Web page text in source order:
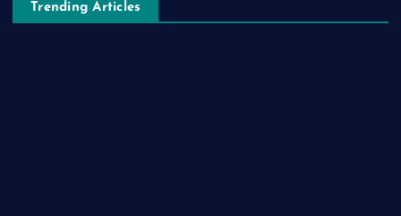
Trending Articles